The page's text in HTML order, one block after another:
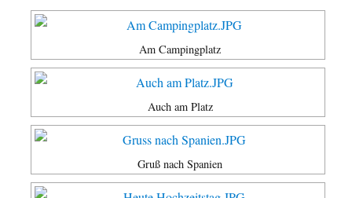
Am Campingplatz
Auch am Platz
Gruß nach Spanien